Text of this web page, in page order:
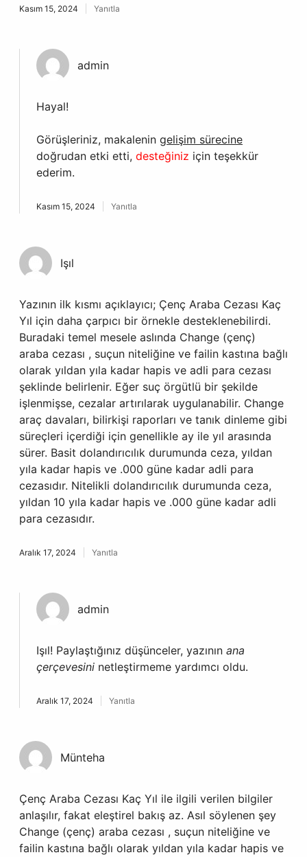
Kasım 15, 2024 Yanıtla
admin
Hayal!
Görüşleriniz, makalenin gelişim sürecine
doğrudan etki etti, desteğiniz için teşekkür
ederim.
Kasım 15, 2024 Yanıtla
Işıl
Yazının ilk kısmı açıklayıcı; Çenç Araba Cezası Kaç
Yıl için daha çarpıcı bir örnekle desteklenebilirdi.
Buradaki temel mesele aslında Change (çenç)
araba cezası , suçun niteliğine ve failin kastına bağlı
olarak yıldan yıla kadar hapis ve adli para cezası
şeklinde belirlenir. Eğer suç örgütlü bir şekilde
işlenmişse, cezalar artırılarak uygulanabilir. Change
araç davaları, bilirkişi raporları ve tanık dinleme gibi
süreçleri içerdiği için genellikle ay ile yıl arasında
sürer. Basit dolandırıcılık durumunda ceza, yıldan
yıla kadar hapis ve .000 güne kadar adli para
cezasıdır. Nitelikli dolandırıcılık durumunda ceza,
yıldan 10 yıla kadar hapis ve .000 güne kadar adli
para cezasıdır.
Aralık 17, 2024 Yanıtla
admin
Işıl! Paylaştığınız düşünceler, yazının ana
çerçevesini netleştirmeme yardımcı oldu.
Aralık 17, 2024 Yanıtla
Münteha
Çenç Araba Cezası Kaç Yıl ile ilgili verilen bilgiler
anlaşılır, fakat eleştirel bakış az. Asıl söylenen şey
Change (çenç) araba cezası , suçun niteliğine ve
failin kastına bağlı olarak yıldan yıla kadar hapis ve